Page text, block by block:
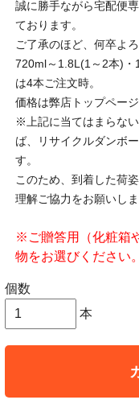
誠に勝手ながら宅配便
ております。
ご了承のほど、何卒よ
720ml～1.8L(1～2本)・
は4本ご注文時。
価格は弊店トップペー
※上記に当てはまらな
ば、リサイクルダンボ
す。
このため、到着した荷
理解ご協力をお願いしま
※ご贈答用（化粧箱
物をお選びください。
個数
本